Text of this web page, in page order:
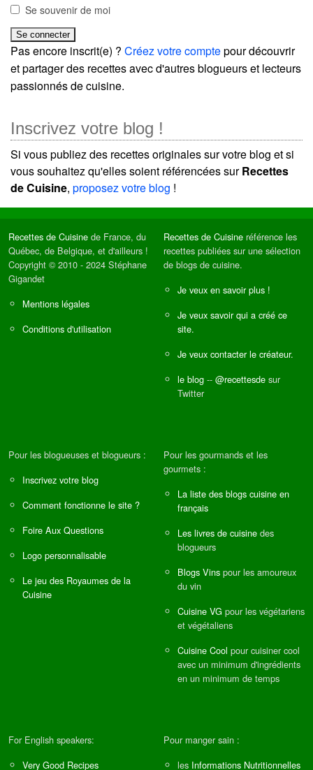
Se souvenir de moi
Pas encore inscrit(e) ? Créez votre comptepour découvrir
et partager des recettes avec d'autres blogueurs et lecteurs
passionnés de cuisine.
Inscrivez votre blog !
Si vous publiez des recettes originales sur votre blog et si
vous souhaitez qu'elles soient référencées surRecettes
de Cuisine, proposez votre blog !
Recettes de Cuisine de France, du
Québec, de Belgique, et d'ailleurs !
Copyright © 2010 - 2024 Stéphane
Gigandet
Mentions légales
Conditions d'utilisation
Recettes de Cuisine référence les
recettes publiées sur une sélection
de blogs de cuisine.
Je veux en savoir plus !
Je veux savoir qui a créé ce
site.
Je veux contacter le créateur.
le blog -- @recettesde sur
Twitter
Pour les blogueuses et blogueurs :
Inscrivez votre blog
Comment fonctionne le site ?
Foire Aux Questions
Logo personnalisable
Le jeu des Royaumes de la
Cuisine
Pour les gourmands et les
gourmets :
La liste des blogs cuisine en
français
Les livres de cuisine des
blogueurs
Blogs Vins pour les amoureux
du vin
Cuisine VG pour les végétariens
et végétaliens
Cuisine Cool pour cuisiner cool
avec un minimum d'ingrédients
en un minimum de temps
For English speakers:
Very Good Recipes
Pour manger sain :
les Informations Nutritionnelles